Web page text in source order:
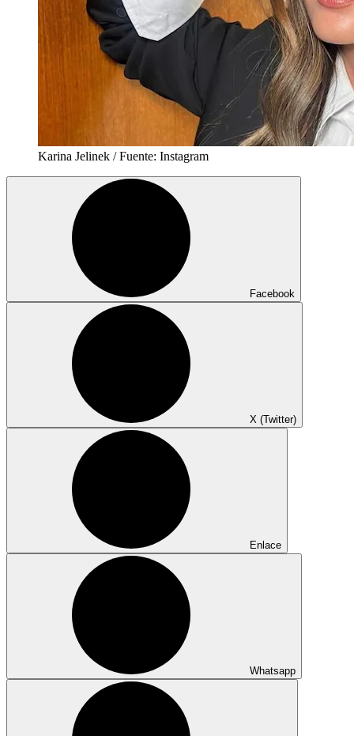
Karina Jelinek / Fuente: Instagram
Facebook
X (Twitter)
Enlace
Whatsapp